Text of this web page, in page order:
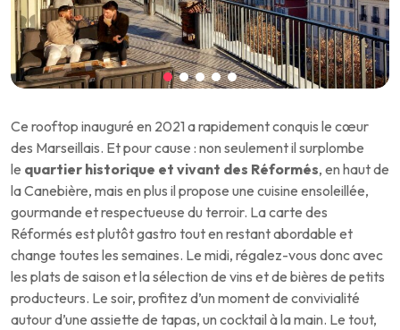
Ce rooftop inauguré en 2021 a rapidement conquis le cœur
des Marseillais. Et pour cause : non seulement il surplombe
le quartier historique et vivant des Réformés, en haut de
la Canebière, mais en plus il propose une cuisine ensoleillée,
gourmande et respectueuse du terroir. La carte des
Réformés est plutôt gastro tout en restant abordable et
change toutes les semaines. Le midi, régalez-vous donc avec
les plats de saison et la sélection de vins et de bières de petits
producteurs. Le soir, profitez d’un moment de convivialité
autour d’une assiette de tapas, un cocktail à la main. Le tout,